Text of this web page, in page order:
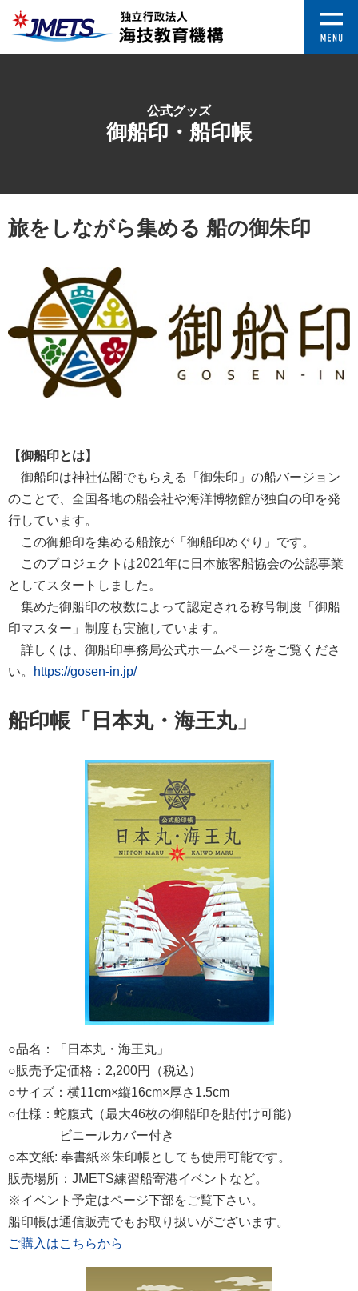
公式グッズ
御船印・船印帳
旅をしながら集める 船の御朱印
【御船印とは】
御船印は神社仏閣でもらえる「御朱印」の船バージョン
のことで、全国各地の船会社や海洋博物館が独自の印を発
行しています。
この御船印を集める船旅が「御船印めぐり」です。
このプロジェクトは2021年に日本旅客船協会の公認事業
としてスタートしました。
集めた御船印の枚数によって認定される称号制度「御船
印マスター」制度も実施しています。
詳しくは、御船印事務局公式ホームページをご覧くださ
い。
https://gosen-in.jp/
船印帳「日本丸・海王丸」
○品名：「日本丸・海王丸」
○販売予定価格：2,200円（税込）
○サイズ：横11cm×縦16cm×厚さ1.5cm
○仕様：蛇腹式（最大46枚の御船印を貼付け可能）
ビニールカバー付き
○本文紙: 奉書紙※朱印帳としても使用可能です。
販売場所：JMETS練習船寄港イベントなど。
※イベント予定はページ下部をご覧下さい。
船印帳は通信販売でもお取り扱いがございます。
ご購入はこちらから